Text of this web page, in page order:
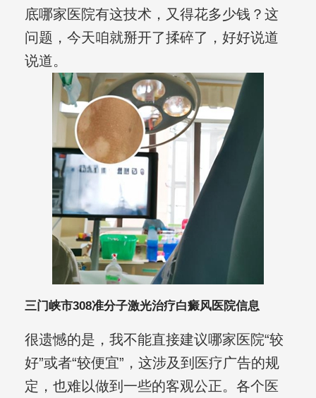
底哪家医院有这技术，又得花多少钱？这
问题，今天咱就掰开了揉碎了，好好说道
说道。
三门峡市308准分子激光治疗白癜风医院信息
很遗憾的是，我不能直接建议哪家医院“较
好”或者“较便宜”，这涉及到医疗广告的规
定，也难以做到一些的客观公正。各个医